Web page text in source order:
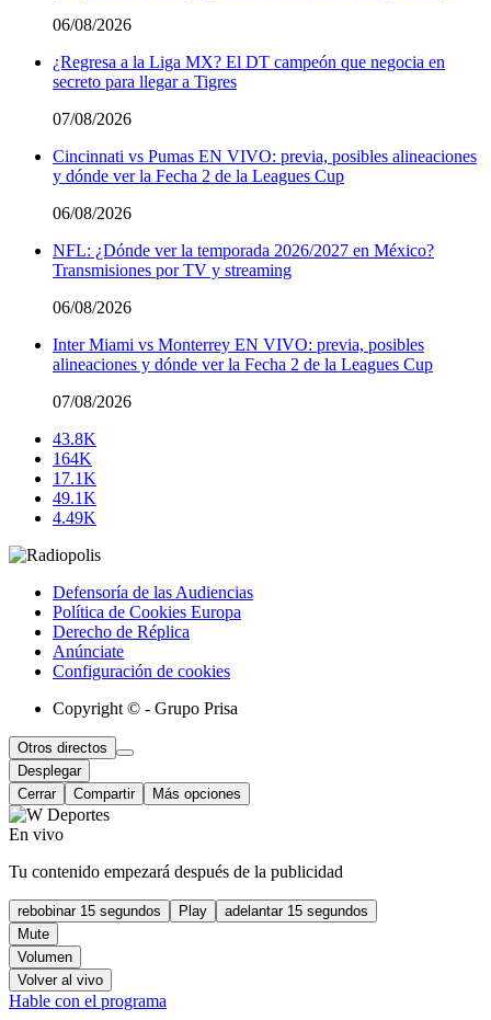
06/08/2026
¿Regresa a la Liga MX? El DT campeón que negocia en
secreto para llegar a Tigres
07/08/2026
Cincinnati vs Pumas EN VIVO: previa, posibles alineaciones
y dónde ver la Fecha 2 de la Leagues Cup
06/08/2026
NFL: ¿Dónde ver la temporada 2026/2027 en México?
Transmisiones por TV y streaming
06/08/2026
Inter Miami vs Monterrey EN VIVO: previa, posibles
alineaciones y dónde ver la Fecha 2 de la Leagues Cup
07/08/2026
43.8K
164K
17.1K
49.1K
4.49K
Defensoría de las Audiencias
Política de Cookies Europa
Derecho de Réplica
Anúnciate
Configuración de cookies
Copyright © - Grupo Prisa
Otros directos
Desplegar
Cerrar
Compartir Más opciones
En vivo
Tu contenido empezará después de la publicidad
rebobinar 15 segundos Play
adelantar 15 segundos
Mute
Volumen
Volver al vivo
Hable con el programa